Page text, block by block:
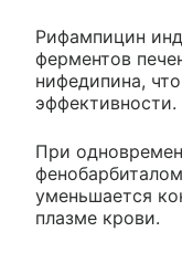
Рифампицин
ферментов
нифедипина,
эффективности.
При
уменьшается
плазме крови.